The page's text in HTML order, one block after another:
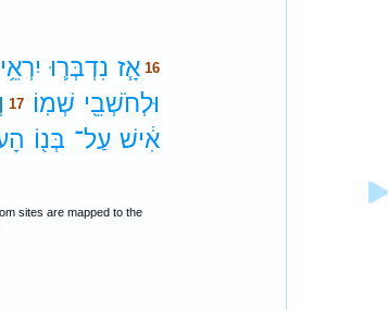
16 אָ֧ז נִדְבְּר֛וּ יִרְאֵ֥י
וּלְחֹשְׁבֵ֖י שְׁמֽוֹ׃ 17
אִ֔ישׁ עַל־ בְּנ֖וֹ
sites are mapped to the